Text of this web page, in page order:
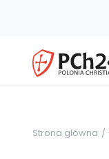
Strona główna